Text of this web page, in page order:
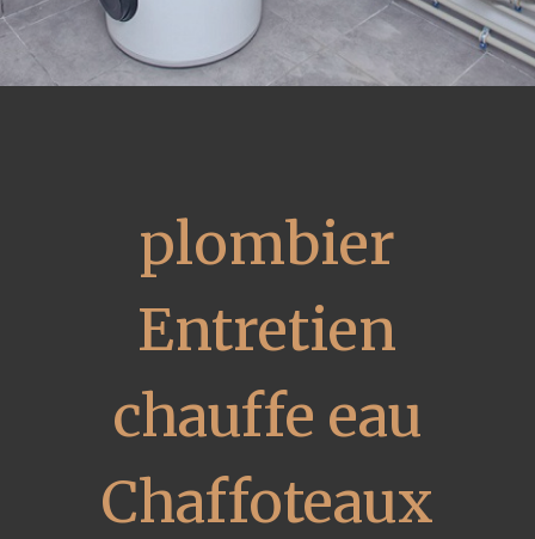
plombier
Entretien
chauffe eau
Chaffoteaux